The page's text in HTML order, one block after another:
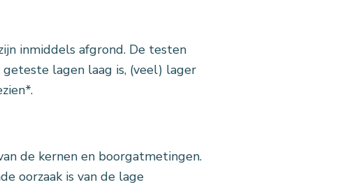
inmiddels afgrond. De testen
lagen laag is, (veel) lager
de kernen en boorgatmetingen.
oorzaak is van de lage